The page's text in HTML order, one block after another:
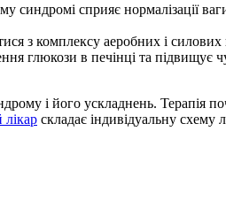
синдромі сприяє нормалізації
з комплексу аеробних і силових
в печінці та підвищує
і його ускладнень. Терапія
лікар складає індивідуальну схему